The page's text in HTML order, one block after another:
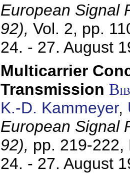
European Signal
92), Vol. 2, pp.
24. - 27. August
Multicarrier
Transmission
K.-D. Kammeyer,
European Signal
92), pp. 219-222,
24. - 27. August